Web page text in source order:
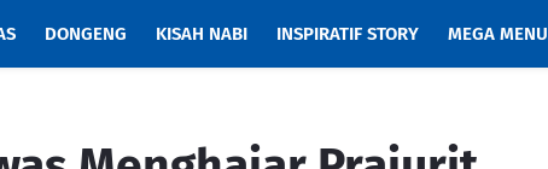
DONGENG KISAH NABI INSPIRATIF STORY MEGA MENU